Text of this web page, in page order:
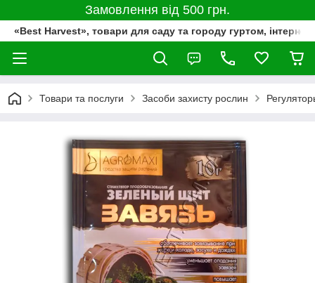
Замовлення від 500 грн.
«Best Harvest», товари для саду та городу гуртом,
Товари та послуги Засоби захисту рослин